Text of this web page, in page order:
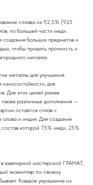
сплава из 92,5% (925
по большей части меди.
больших предметов и
чтобы придать прочность и
металла.
металлы для улучшения
для
Для этих целей ранее
также различные дополнения —
остаётся сплав с
и индия. Для создания
состав которой 75% меди, 25%
ювелирной мастерской ГРАНАТ,
экземпляр по-своему
Каждое украшение из